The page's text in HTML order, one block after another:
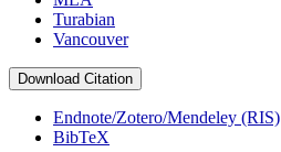
Turabian
Vancouver
Download Citation
Endnote/Zotero/Mendeley (RIS)
BibTeX